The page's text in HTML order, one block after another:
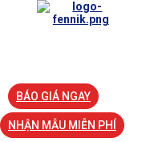
BÁO GIÁ NGAY
NHẬN MẪU MIỄN PHÍ